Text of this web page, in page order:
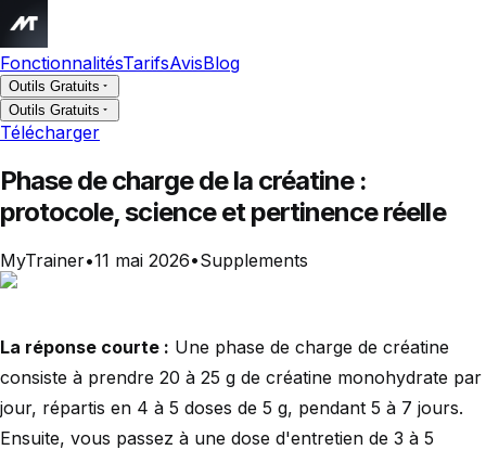
FonctionnalitésTarifsAvisBlog
Outils Gratuits
Outils Gratuits
Télécharger
Phase de charge de la créatine :
protocole, science et pertinence réelle
MyTrainer•11 mai 2026•Supplements
La réponse courte : Une phase de charge de créatine
consiste à prendre 20 à 25 g de créatine monohydrate par
jour, répartis en 4 à 5 doses de 5 g, pendant 5 à 7 jours.
Ensuite, vous passez à une dose d'entretien de 3 à 5